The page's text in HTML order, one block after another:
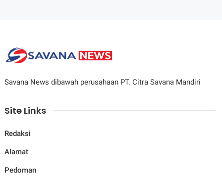
Savana News dibawah perusahaan PT. Citra Savana Mandiri
Site Links
Redaksi
Alamat
Pedoman